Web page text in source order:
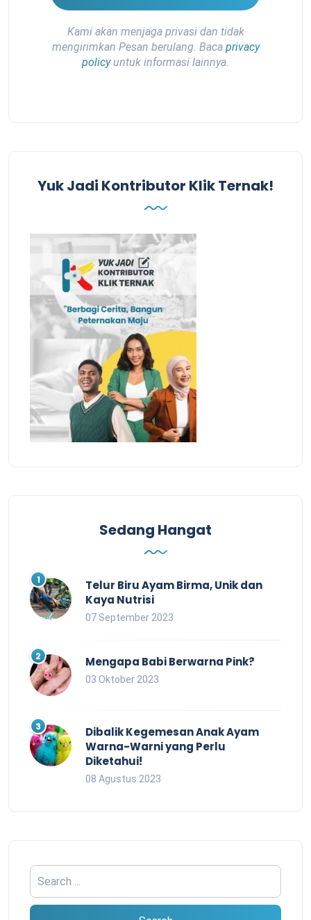
Kami akan menjaga privasi dan tidak
mengirimkan Pesan berulang. Baca privacy
policyuntuk informasi lainnya.
Yuk Jadi Kontributor Klik Ternak!
Sedang Hangat
Telur Biru Ayam Birma, Unik dan
Kaya Nutrisi
07 September 2023
Mengapa Babi Berwarna Pink?
03 Oktober 2023
Dibalik Kegemesan Anak Ayam
Warna-Warni yang Perlu
Diketahui!
08 Agustus 2023